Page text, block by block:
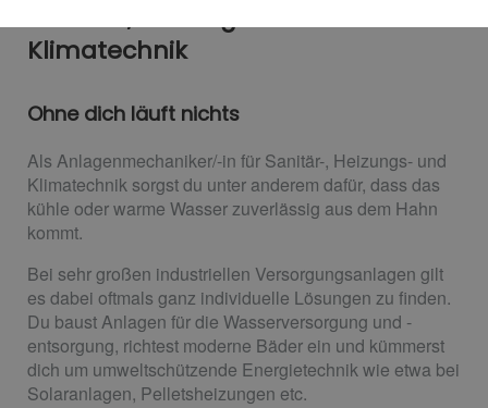
Sanitär-, Heizungs- und
Klimatechnik
Ohne dich läuft nichts
Als Anlagenmechaniker/-in für Sanitär-, Heizungs- und
Klimatechnik sorgst du unter anderem dafür, dass das
kühle oder warme Wasser zuverlässig aus dem Hahn
kommt.
Bei sehr großen industriellen Versorgungsanlagen gilt
es dabei oftmals ganz individuelle Lösungen zu finden.
Du baust Anlagen für die Wasserversorgung und -
entsorgung, richtest moderne Bäder ein und kümmerst
dich um umweltschützende Energietechnik wie etwa bei
Solaranlagen, Pelletsheizungen etc.